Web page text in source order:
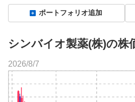
ポートフォリオ追加
シンバイオ製薬(株)の株
2026/8/7